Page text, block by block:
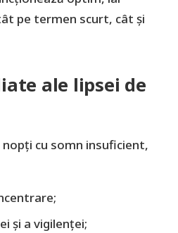
pe termen scurt, cât și
ale lipsei de
nopți cu somn insuficient,
și a vigilenței;